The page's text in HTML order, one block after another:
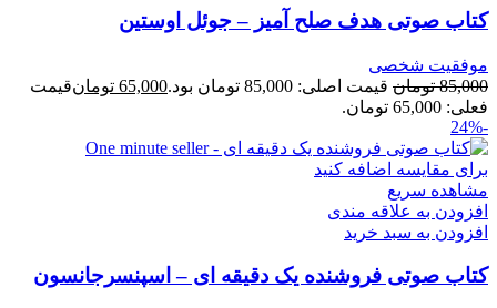
کتاب صوتی هدف صلح آمیز – جوئل اوستین
موفقیت شخصی
85,000 تومان قیمت اصلی: 85,000 تومان بود. 65,000 تومانقیمت
فعلی: 65,000 تومان.
-24%
برای مقایسه اضافه کنید
مشاهده سریع
افزودن به علاقه مندی
افزودن به سبد خرید
کتاب صوتی فروشنده یک دقیقه ای – اسپنسرجانسون